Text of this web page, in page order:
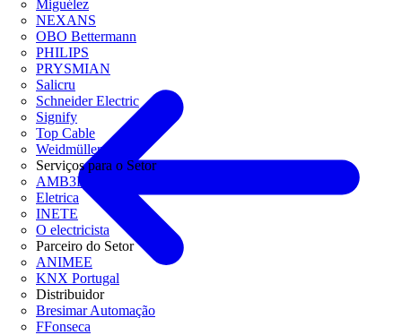
Miguélez
NEXANS
OBO Bettermann
PHILIPS
PRYSMIAN
Salicru
Schneider Electric
Signify
Top Cable
Weidmüller
Serviços para o Setor
AMB3E
Eletrica
INETE
O electricista
Parceiro do Setor
ANIMEE
KNX Portugal
Distribuidor
Bresimar Automação
FFonseca